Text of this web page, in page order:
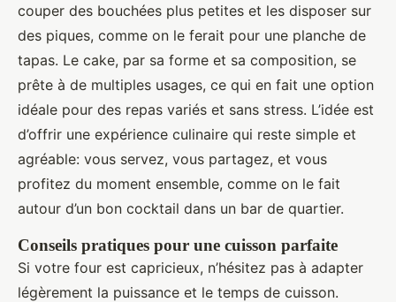
couper des bouchées plus petites et les disposer sur
des piques, comme on le ferait pour une planche de
tapas. Le cake, par sa forme et sa composition, se
prête à de multiples usages, ce qui en fait une option
idéale pour des repas variés et sans stress. L’idée est
d’offrir une expérience culinaire qui reste simple et
agréable: vous servez, vous partagez, et vous
profitez du moment ensemble, comme on le fait
autour d’un bon cocktail dans un bar de quartier.
Conseils pratiques pour une cuisson parfaite
Si votre four est capricieux, n’hésitez pas à adapter
légèrement la puissance et le temps de cuisson.